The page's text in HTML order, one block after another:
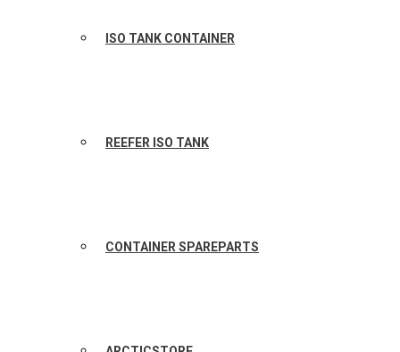
ISO TANK CONTAINER
REEFER ISO TANK
CONTAINER SPAREPARTS